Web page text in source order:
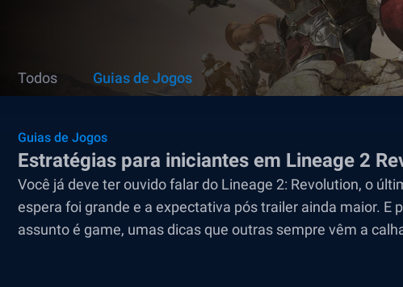
Todos Guias de Jogos
Guias de Jogos
Estratégias para iniciantes em Lineage 2
Você já deve ter ouvido falar do Lineage 2: Revolution, o
espera foi grande e a expectativa pós trailer ainda maior.
assunto é game, umas dicas que outras sempre vêm a